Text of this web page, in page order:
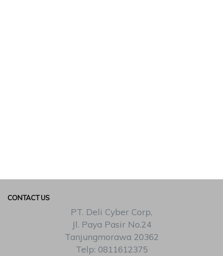
CONTACT US
PT. Deli Cyber Corp,
Jl. Paya Pasir No.24
Tanjungmorawa 20362
Telp: 0811612375